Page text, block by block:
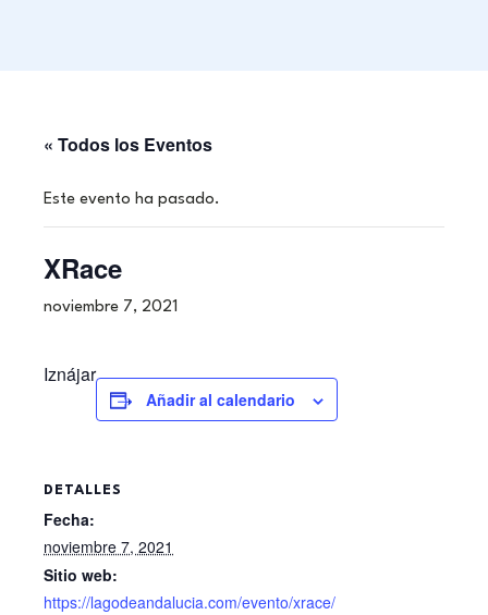
« Todos los Eventos
Este evento ha pasado.
XRace
noviembre 7, 2021
Iznájar
Añadir al calendario
DETALLES
Fecha:
noviembre 7, 2021
Sitio web:
https://lagodeandalucia.com/evento/xrace/